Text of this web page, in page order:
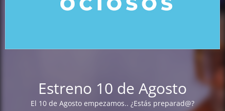
Estreno 10 de Agosto
El 10 de Agosto empezamos.. ¿Estás preparad@?